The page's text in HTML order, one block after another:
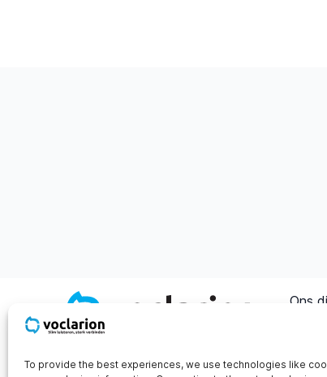
To provide the best experiences, we use technologies like
Ons